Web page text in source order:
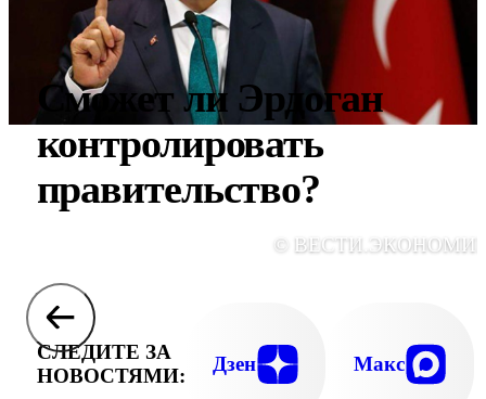
Сможет ли Эрдоган
контролировать
правительство?
©
СЛЕДИТЕ ЗА
НОВОСТЯМИ:
Дзен Макс